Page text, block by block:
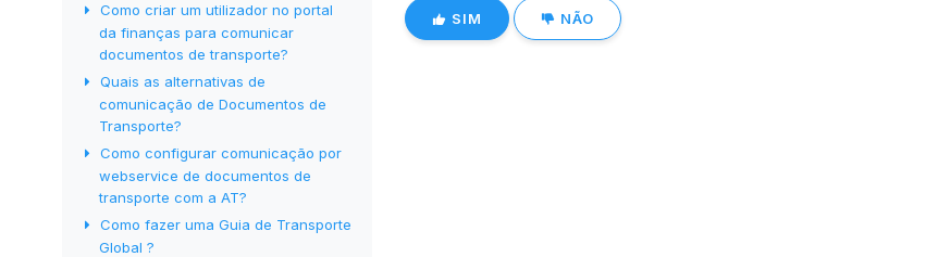
Como criar um utilizador no portal
da finanças para comunicar
documentos de transporte?
Quais as alternativas de
comunicação de Documentos de
Transporte?
Como configurar comunicação por
webservice de documentos de
transporte com a AT?
Como fazer uma Guia de Transporte
Global ?
SIM NÃO